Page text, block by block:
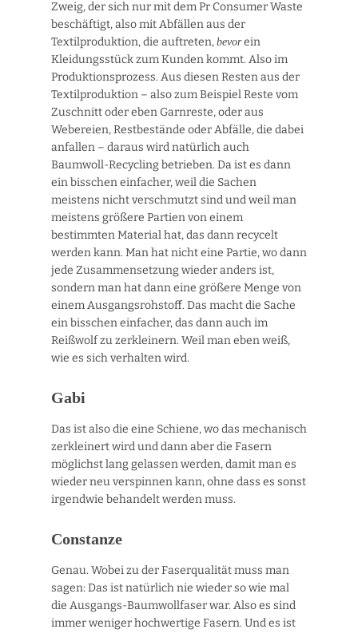
Zweig, der sich nur mit dem Pr Consumer Waste
beschäftigt, also mit Abfällen aus der
Textilproduktion, die auftreten, bevorein
Kleidungsstück zum Kunden kommt. Also im
Produktionsprozess. Aus diesen Resten aus der
Textilproduktion – also zum Beispiel Reste vom
Zuschnitt oder eben Garnreste, oder aus
Webereien, Restbestände oder Abfälle, die dabei
anfallen – daraus wird natürlich auch
Baumwoll-Recycling betrieben. Da ist es dann
ein bisschen einfacher, weil die Sachen
meistens nicht verschmutzt sind und weil man
meistens größere Partien von einem
bestimmten Material hat, das dann recycelt
werden kann. Man hat nicht eine Partie, wo dann
jede Zusammensetzung wieder anders ist,
sondern man hat dann eine größere Menge von
einem Ausgangsrohstoff. Das macht die Sache
ein bisschen einfacher, das dann auch im
Reißwolf zu zerkleinern. Weil man eben weiß,
wie es sich verhalten wird.
Gabi
Das ist also die eine Schiene, wo das mechanisch
zerkleinert wird und dann aber die Fasern
möglichst lang gelassen werden, damit man es
wieder neu verspinnen kann, ohne dass es sonst
irgendwie behandelt werden muss.
Constanze
Genau. Wobei zu der Faserqualität muss man
sagen: Das ist natürlich nie wieder so wie mal
die Ausgangs-Baumwollfaser war. Also es sind
immer weniger hochwertige Fasern. Und es ist